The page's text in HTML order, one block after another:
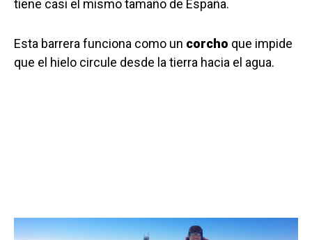
tiene casi el mismo tamaño de España.
Esta barrera funciona como un corcho que impide
que el hielo circule desde la tierra hacia el agua.